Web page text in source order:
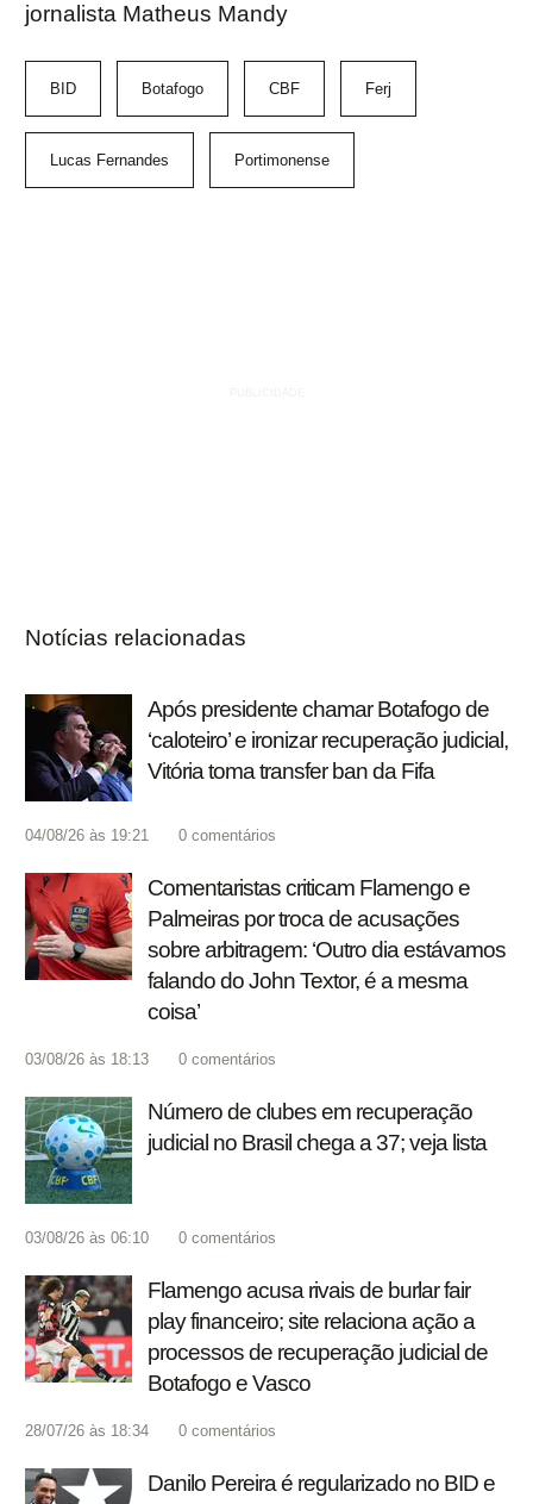
jornalista Matheus Mandy
BID Botafogo CBF Ferj
Lucas Fernandes Portimonense
Notícias relacionadas
Após presidente chamar Botafogo de
‘caloteiro’ e ironizar recuperação judicial,
Vitória toma transfer ban da Fifa
04/08/26 às 19:21 0 comentários
Comentaristas criticam Flamengo e
Palmeiras por troca de acusações
sobre arbitragem: ‘Outro dia estávamos
falando do John Textor, é a mesma
coisa’
03/08/26 às 18:13 0 comentários
Número de clubes em recuperação
judicial no Brasil chega a 37; veja lista
03/08/26 às 06:10 0 comentários
Flamengo acusa rivais de burlar fair
play financeiro; site relaciona ação a
processos de recuperação judicial de
Botafogo e Vasco
28/07/26 às 18:34 0 comentários
Danilo Pereira é regularizado no BID e